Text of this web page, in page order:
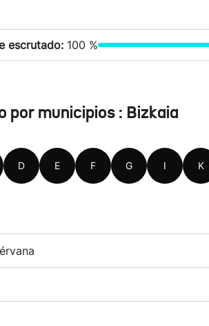
escrutado: 100 %
por municipios : Bizkaia
D E F G I K